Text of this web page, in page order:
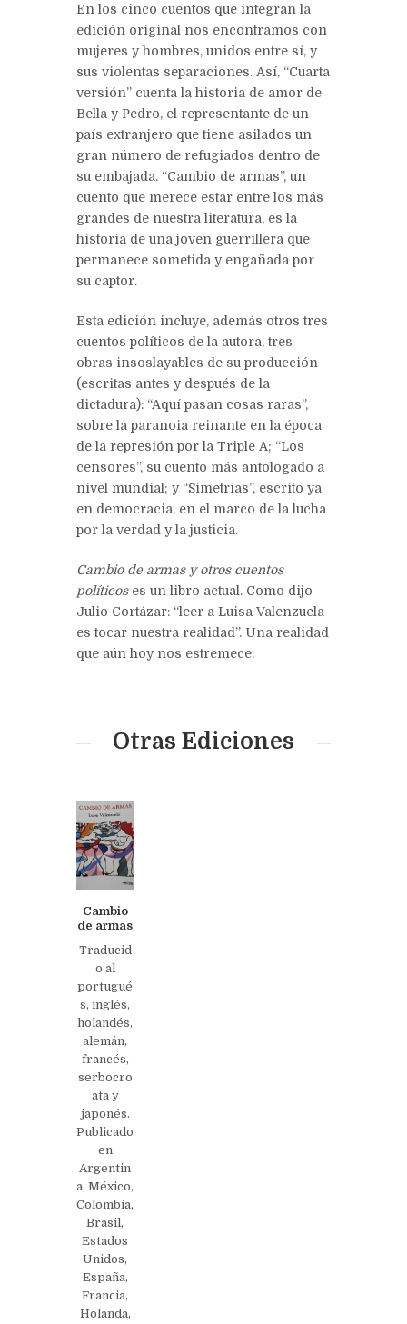
En los cinco cuentos que integran la
edición original nos encontramos con
mujeres y hombres, unidos entre sí, y
sus violentas separaciones. Así, “Cuarta
versión” cuenta la historia de amor de
Bella y Pedro, el representante de un
país extranjero que tiene asilados un
gran número de refugiados dentro de
su embajada. “Cambio de armas”, un
cuento que merece estar entre los más
grandes de nuestra literatura, es la
historia de una joven guerrillera que
permanece sometida y engañada por
su captor.
Esta edición incluye, además otros tres
cuentos políticos de la autora, tres
obras insoslayables de su producción
(escritas antes y después de la
dictadura): “Aquí pasan cosas raras”,
sobre la paranoia reinante en la época
de la represión por la Triple A; “Los
censores”, su cuento más antologado a
nivel mundial; y “Simetrías”, escrito ya
en democracia, en el marco de la lucha
por la verdad y la justicia.
Cambio de armas y otros cuentos
políticoses un libro actual. Como dijo
Julio Cortázar: “leer a Luisa Valenzuela
es tocar nuestra realidad”. Una realidad
que aún hoy nos estremece.
Otras Ediciones
Cambio
de armas
Traducid
o al
portugué
s, inglés,
holandés,
alemán,
francés,
serbocro
ata y
japonés.
Publicado
en
Argentin
a, México,
Colombia,
Brasil,
Estados
Unidos,
España,
Francia,
Holanda,